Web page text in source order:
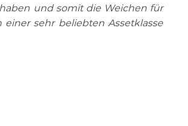
und somit die Weichen für
sehr beliebten Assetklasse